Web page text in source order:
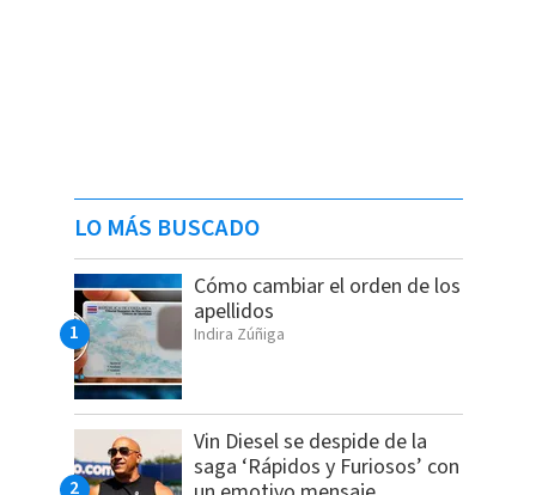
LO MÁS BUSCADO
Cómo cambiar el orden de los
apellidos
Indira Zúñiga
Vin Diesel se despide de la
saga ‘Rápidos y Furiosos’ con